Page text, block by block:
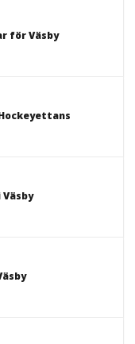
för Väsby